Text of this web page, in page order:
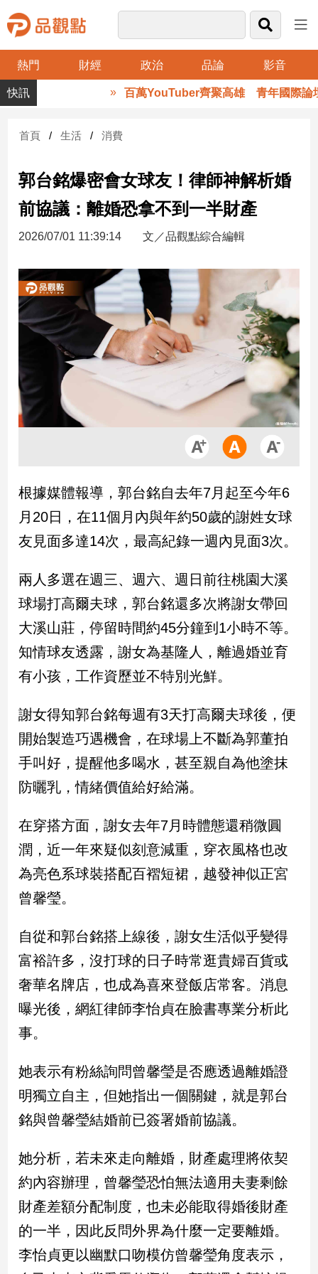
熱門 財經 政治 品論 影音
品
觀
財
台
財
新
產
經/
股
市
產
品
政
治
政
治
點
品
點
民
調
國
焦
觀
兩
岸/
國
際
社
方
新
冠
病
毒
專
區
南
台
灣
點
南
台
灣
觀
點
百萬YouTuber齊聚高雄 青年國際論壇
首頁 生活 消費
郭台銘爆密會女球友！律師神解析婚
前協議：離婚恐拿不到一半財產
2026/07/01 11:39:14 文／品觀點綜合編輯
根據媒體報導，郭台銘自去年7月起至今年6
月20日，在11個月內與年約50歲的謝姓女球
友見面多達14次，最高紀錄一週內見面3次。
兩人多選在週三、週六、週日前往桃園大溪
球場打高爾夫球，郭台銘還多次將謝女帶回
大溪山莊，停留時間約45分鐘到1小時不等。
知情球友透露，謝女為基隆人，離過婚並育
有小孩，工作資歷並不特別光鮮。
謝女得知郭台銘每週有3天打高爾夫球後，便
開始製造巧遇機會，在球場上不斷為郭董拍
手叫好，提醒他多喝水，甚至親自為他塗抹
防曬乳，情緒價值給好給滿。
在穿搭方面，謝女去年7月時體態還稍微圓
潤，近一年來疑似刻意減重，穿衣風格也改
為亮色系球裝搭配百褶短裙，越發神似正宮
曾馨瑩。
自從和郭台銘搭上線後，謝女生活似乎變得
富裕許多，沒打球的日子時常逛貴婦百貨或
奢華名牌店，也成為喜來登飯店常客。消息
曝光後，網紅律師李怡貞在臉書專業分析此
事。
她表示有粉絲詢問曾馨瑩是否應透過離婚證
明獨立自主，但她指出一個關鍵，就是郭台
銘與曾馨瑩結婚前已簽署婚前協議。
她分析，若未來走向離婚，財產處理將依契
約內容辦理，曾馨瑩恐怕無法適用夫妻剩餘
財產差額分配制度，也未必能取得婚後財產
的一半，因此反問外界為什麼一定要離婚。
李怡貞更以幽默口吻模仿曾馨瑩角度表示，